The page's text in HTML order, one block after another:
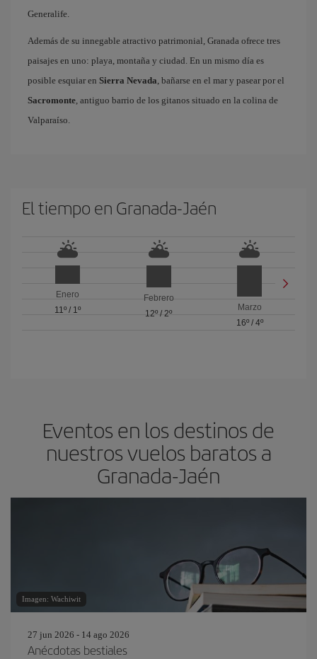
Generalife.
Además de su innegable atractivo patrimonial, Granada ofrece tres
paisajes en uno: playa, montaña y ciudad. En un mismo día es
posible esquiar en Sierra Nevada, bañarse en el mar y pasear por el
Sacromonte, antiguo barrio de los gitanos situado en la colina de
Valparaíso.
El tiempo en Granada-Jaén
Enero
11º/ 1º
Febrero
12º / 2º
Marzo
16º/ 4º
Eventos en los destinos de
nuestros vuelos baratos a
Granada-Jaén
Imagen: Wachiwit
27 jun 2026 - 14 ago 2026
Anécdotas bestiales